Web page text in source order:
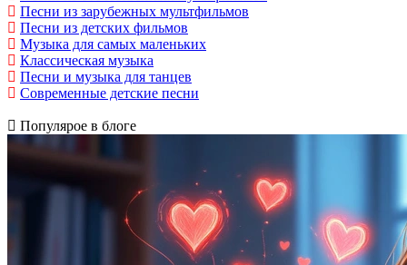
Песни из зарубежных мультфильмов
Песни из детских фильмов
Музыка для самых маленьких
Классическая музыка
Песни и музыка для танцев
Современные детские песни
Популярое в блоге